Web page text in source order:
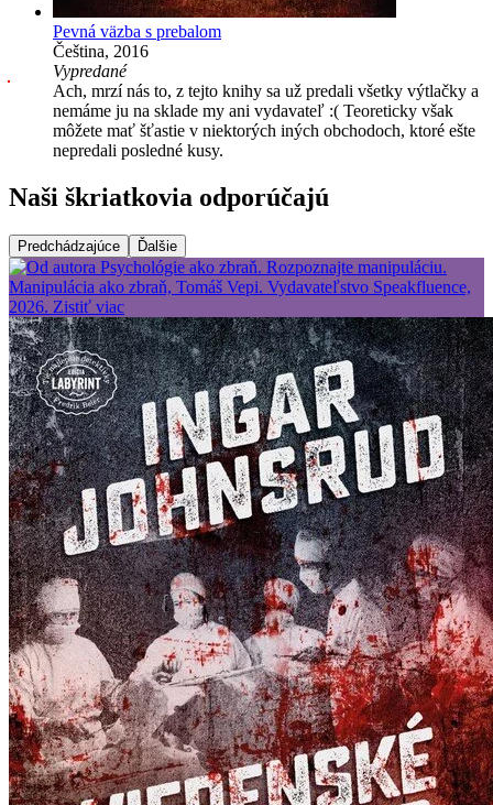
Pevná väzba s prebalom
Čeština, 2016
Vypredané
Ach, mrzí nás to, z tejto knihy sa už predali všetky výtlačky a
nemáme ju na sklade my ani vydavateľ :( Teoreticky však
môžete mať šťastie v niektorých iných obchodoch, ktoré ešte
nepredali posledné kusy.
Naši škriatkovia odporúčajú
Predchádzajúce Ďalšie